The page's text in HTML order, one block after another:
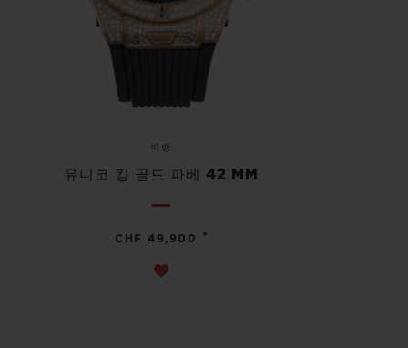
빅뱅
유니코 킹 골드 파베 42 MM
CHF 49,900 •